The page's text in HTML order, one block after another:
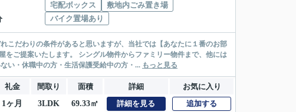
宅配ボックス
敷地内ごみ置き場
バイク置場あり
らファミリー物件まで、他には
ない・緊急連絡先がいない・休職中の方・生活保護受給中の方・... もっと見る
礼金 間取り 面積 詳細
お気に入り
1ヶ月 3LDK 69.33㎡ 詳細を見る 追加する